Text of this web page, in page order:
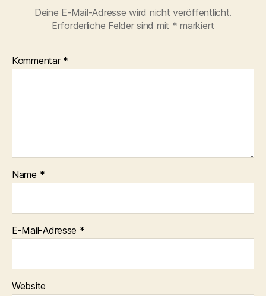
Deine E-Mail-Adresse wird nicht veröffentlicht.
Erforderliche Felder sind mit * markiert
Kommentar *
Name *
E-Mail-Adresse *
Website